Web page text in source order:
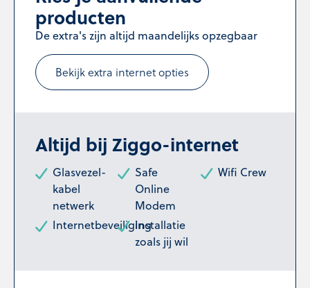
producten
De extra's zijn altijd maandelijks opzegbaar
Bekijk extra internet opties
Altijd bij Ziggo-internet
Glasvezel-
kabel
netwerk
Safe
Online
Modem
Wifi Crew
InternetbeveiligingInstallatie
zoals jij wil